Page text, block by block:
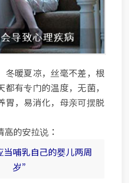
冬暖夏凉，丝毫不差，根
有专门的温度，无菌，
胃，易消化，母亲可摆脱
的安拉说：
当哺乳自己的婴儿两周
岁”